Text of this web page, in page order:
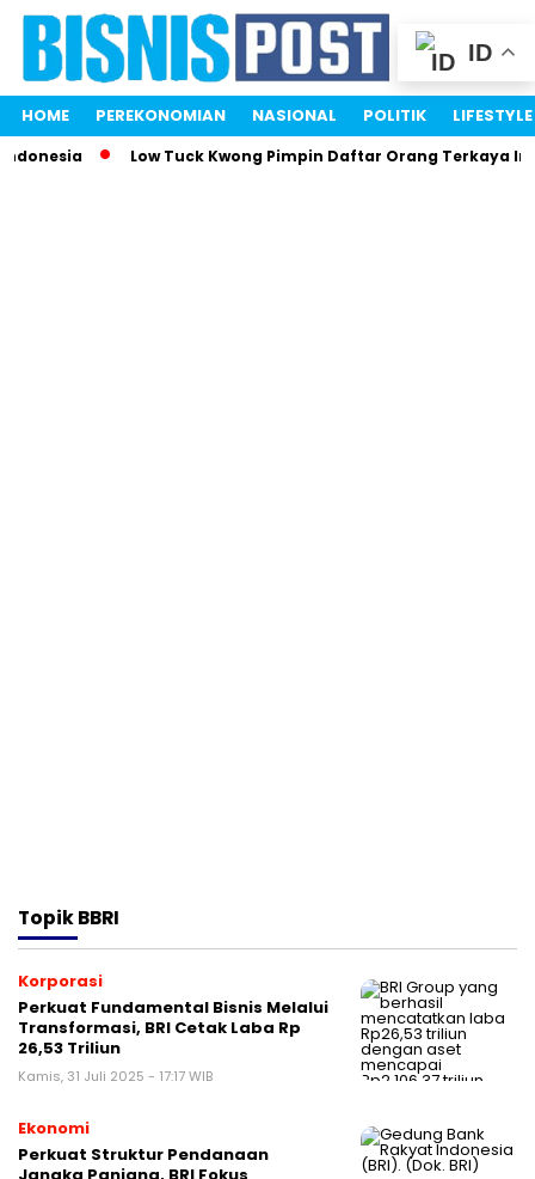
HOME PEREKONOMIAN NASIONAL POLITIK LIFESTYLE
Low Tuck Kwong Pimpin Daftar Orang Terkaya
TopikBBRI
Korporasi
Perkuat Fundamental Bisnis Melalui
Transformasi, BRI Cetak Laba Rp
26,53 Triliun
Kamis, 31 Juli 2025 - 17:17 WIB
Ekonomi
Perkuat Struktur Pendanaan
ID